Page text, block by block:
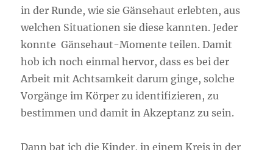
in der Runde, wie sie Gänsehaut erlebten, aus
welchen Situationen sie diese kannten. Jeder
konnte Gänsehaut-Momente teilen. Damit
hob ich noch einmal hervor, dass es bei der
Arbeit mit Achtsamkeit darum ginge, solche
Vorgänge im Körper zu identifizieren, zu
bestimmen und damit in Akzeptanz zu sein.
Dann bat ich die Kinder, in einem Kreis in der